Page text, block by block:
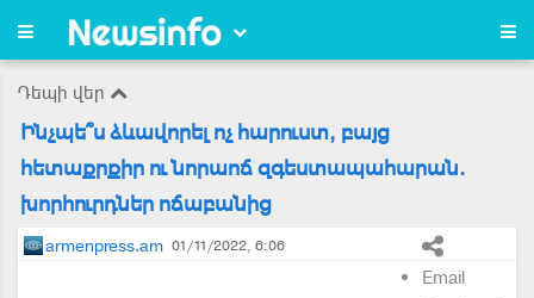
Դեպի վեր
Ինչպե՞ս ձևավորել ոչ հարուստ, բայց
հետաքրքիր ու նորաոճ զգեստապահարան.
խորհուրդներ ոճաբանից
armenpress.am 01/11/2022, 6:06
Email